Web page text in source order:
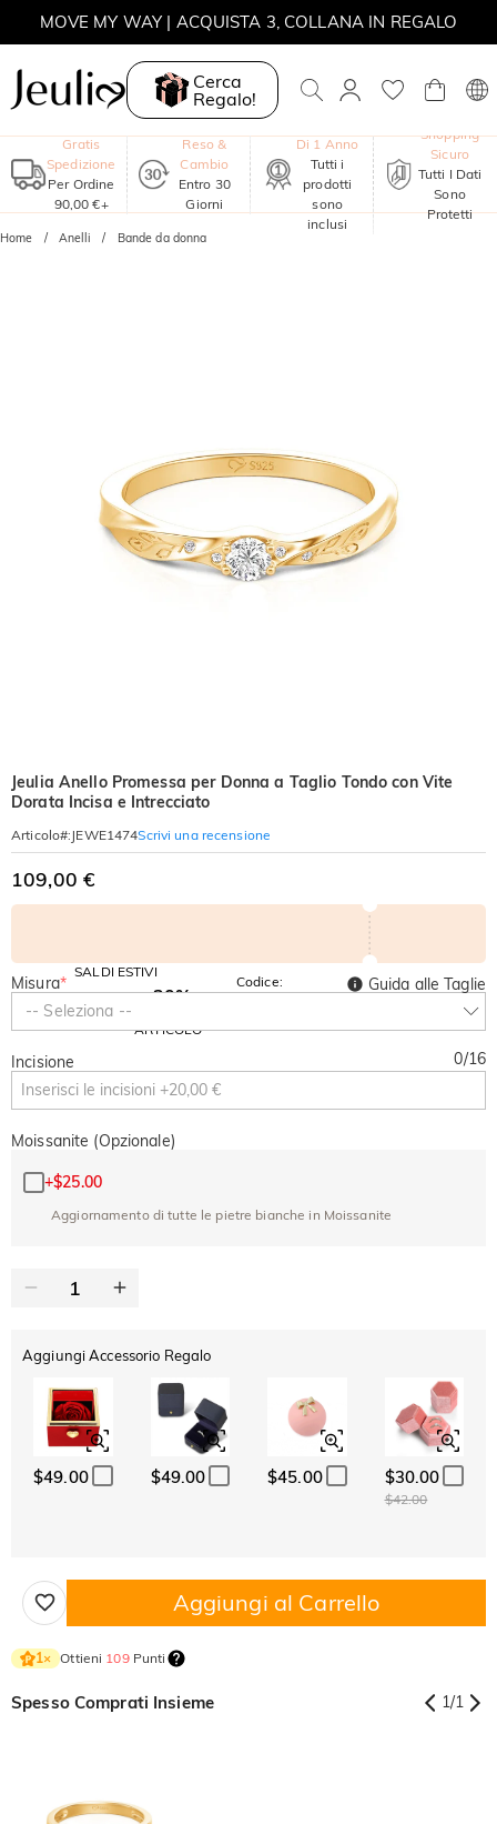
MOVE MY WAY | ACQUISTA 3, COLLANA IN REGALO
Cerca
Regalo!
Gratis
Spedizione
Per Ordine
90,00 €+
Reso &
Cambio
Entro 30
Giorni
Di 1 Anno
Tutti i
prodotti
sono
inclusi
Shopping
Sicuro
Tutti I Dati
Sono
Protetti
Home Anelli Bande da donna
Jeulia Anello Promessa per Donna a Taglio Tondo con Vite
Dorata Incisa e Intrecciato
Articolo#: JEWE1474Scrivi una recensione
109,00 €
SALDI ESTIVI
-10%
SU TUTTO
-30%
ARTICOLO
Codice:
SUMMER
Misura*
-- Seleziona --
Guida alle Taglie
Incisione 0/16
Moissanite (Opzionale)
+$25.00
Aggiornamento di tutte le pietre bianche in Moissanite
Aggiungi Accessorio Regalo
$49.00 $49.00 $45.00 $30.00
$42.00
Aggiungi al Carrello
1× Ottieni 109Punti
Spesso Comprati Insieme 1/1